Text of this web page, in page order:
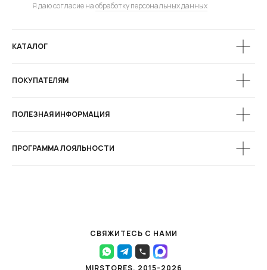
Я даю согласие наобработку персональных данных
КАТАЛОГ
ПОКУПАТЕЛЯМ
ПОЛЕЗНАЯ ИНФОРМАЦИЯ
ПРОГРАММА ЛОЯЛЬНОСТИ
СВЯЖИТЕСЬ С НАМИ